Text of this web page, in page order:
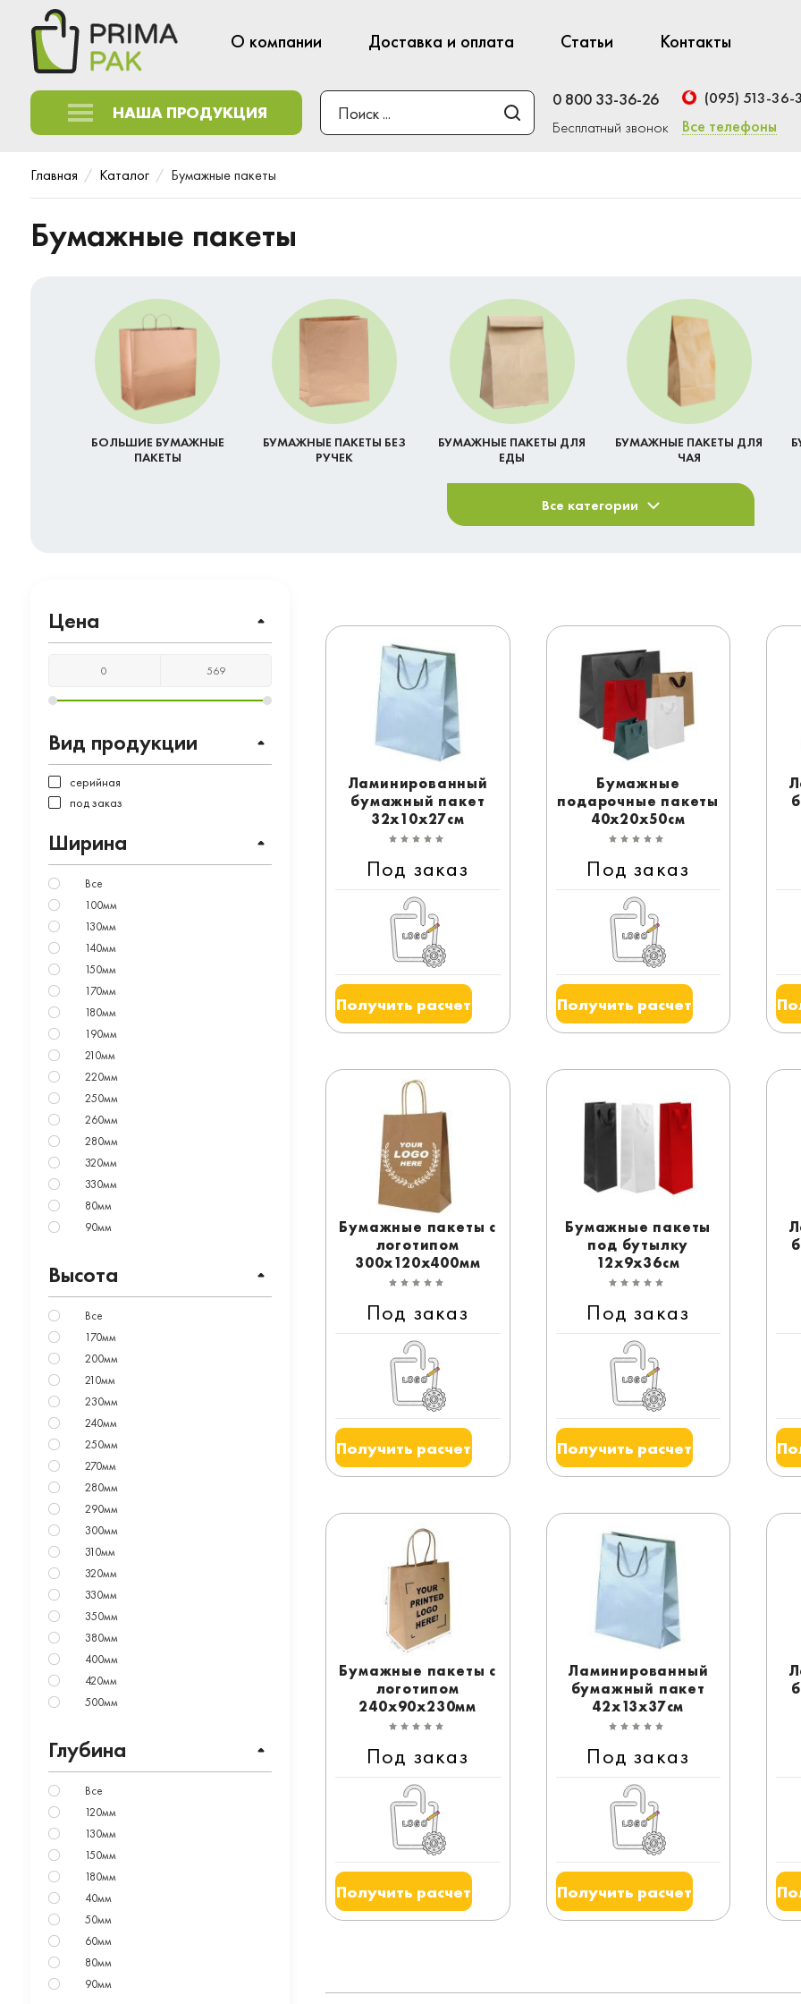
О компании Доставка и оплата Статьи Контакты
НАША ПРОДУКЦИЯ
0 800 33-36-26
Бесплатный звонок
(095) 513-36-
Все телефоны
Главная Каталог Бумажные пакеты
Бумажные пакеты
БОЛЬШИЕ БУМАЖНЫЕ
ПАКЕТЫ
БУМАЖНЫЕ ПАКЕТЫ БЕЗ
РУЧЕК
БУМАЖНЫЕ ПАКЕТЫ ДЛЯ
ЕДЫ
БУМАЖНЫЕ ПАКЕТЫ ДЛЯ
ЧАЯ
Все категории
Цена
Вид продукции
серийная
под заказ
Ширина
Все
100мм
130мм
140мм
150мм
170мм
180мм
190мм
210мм
220мм
250мм
260мм
280мм
320мм
330мм
80мм
90мм
Высота
Все
170мм
200мм
210мм
230мм
240мм
250мм
270мм
280мм
290мм
300мм
310мм
320мм
330мм
350мм
380мм
400мм
420мм
500мм
Глубина
Все
120мм
130мм
150мм
180мм
40мм
50мм
60мм
80мм
90мм
Ламинированный
бумажный пакет
32x10x27см
Под заказ
Получить расчет
Бумажные
подарочные пакеты
40x20x50см
Под заказ
Получить расчет
Бумажные пакеты с
логотипом
300x120x400мм
Под заказ
Получить расчет
Бумажные пакеты
под бутылку
12x9x36см
Под заказ
Получить расчет
Бумажные пакеты с
логотипом
240x90x230мм
Под заказ
Получить расчет
Ламинированный
бумажный пакет
42x13x37см
Под заказ
Получить расчет